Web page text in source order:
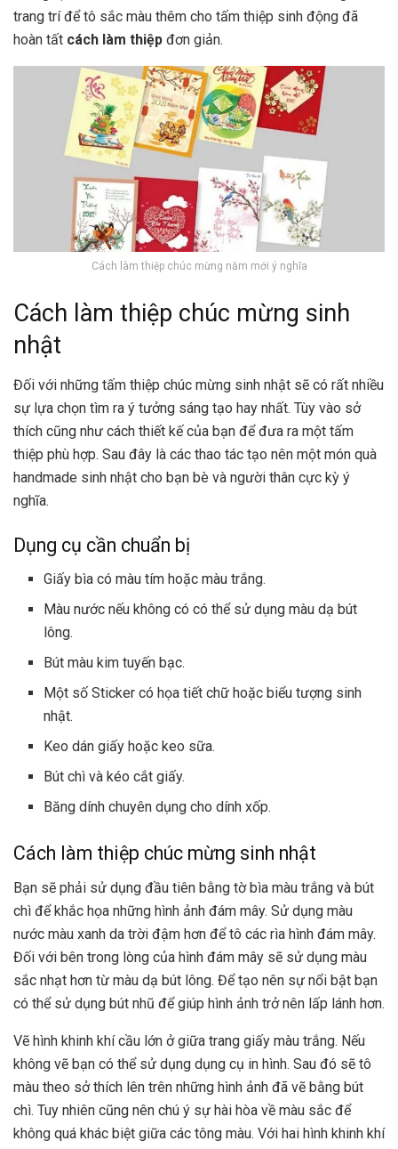
trang trí để tô sắc màu thêm cho tấm thiệp sinh động đã
hoàn tất cách làm thiệp đơn giản.
Cách làm thiệp chúc mừng năm mới ý nghĩa
Cách làm thiệp chúc mừng sinh
nhật
Đối với những tấm thiệp chúc mừng sinh nhật sẽ có rất nhiều
sự lựa chọn tìm ra ý tưởng sáng tạo hay nhất. Tùy vào sở
thích cũng như cách thiết kế của bạn để đưa ra một tấm
thiệp phù hợp. Sau đây là các thao tác tạo nên một món quà
handmade sinh nhật cho bạn bè và người thân cực kỳ ý
nghĩa.
Dụng cụ cần chuẩn bị
Giấy bìa có màu tím hoặc màu trắng.
Màu nước nếu không có có thể sử dụng màu dạ bút
lông.
Bút màu kim tuyến bạc.
Một số Sticker có họa tiết chữ hoặc biểu tượng sinh
nhật.
Keo dán giấy hoặc keo sữa.
Bút chì và kéo cắt giấy.
Băng dính chuyên dụng cho dính xốp.
Cách làm thiệp chúc mừng sinh nhật
Bạn sẽ phải sử dụng đầu tiên bằng tờ bìa màu trắng và bút
chì để khắc họa những hình ảnh đám mây. Sử dụng màu
nước màu xanh da trời đậm hơn để tô các rìa hình đám mây.
Đối với bên trong lòng của hình đám mây sẽ sử dụng màu
sắc nhạt hơn từ màu dạ bút lông. Để tạo nên sự nổi bật bạn
có thể sử dụng bút nhũ để giúp hình ảnh trở nên lấp lánh hơn.
Vẽ hình khinh khí cầu lớn ở giữa trang giấy màu trắng. Nếu
không vẽ bạn có thể sử dụng dụng cụ in hình. Sau đó sẽ tô
màu theo sở thích lên trên những hình ảnh đã vẽ bằng bút
chì. Tuy nhiên cũng nên chú ý sự hài hòa về màu sắc để
không quá khác biệt giữa các tông màu. Với hai hình khinh khí